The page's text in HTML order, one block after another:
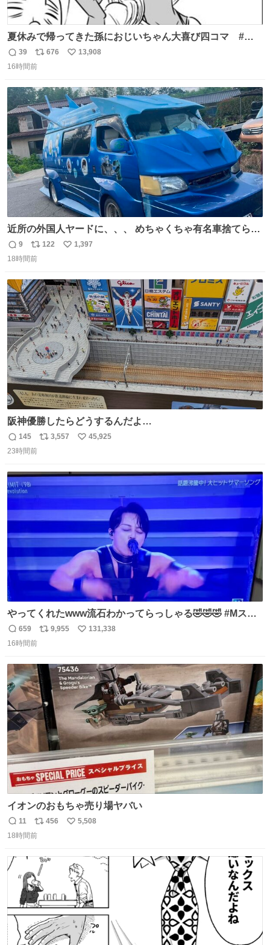
夏休みで帰ってきた孫におじいちゃん大喜び四コマ #四
コマ漫画 #Web漫画 #漫画が読めるハッシュタグ
返
信
39
リ
ポ
ト
数
676
い
数
13,908
16時間前
近所の外国人ヤードに、、、 めちゃくちゃ有名車捨てられ
てました😭 外装ぼろぼろだし、、 中も何にも残ってない
し、、 可哀想に😢😢 今まで数十年お疲れ様でした、、 #バ
返
信
9
リ
ポ
ト
数
122
い
数
1,397
18時間前
阪神優勝したらどうするんだよ…
返
信
145
リ
ト
3,557
い
数
45,925
23時間前
やってくれたwww流石わかってらっしゃる🤣🤣🤣 #Mステ
#西川貴教
返
信
659
リ
ト
数
9,955
い
数
131,338
16時間前
イオンのおもちゃ売り場ヤバい
返
信
11
リ
ポ
ト
数
456
い
数
5,508
18時間前